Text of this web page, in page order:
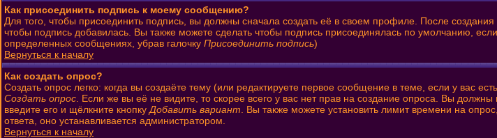
Как присоединить подпись к моему сообщению?
Для того, чтобы присоединить подпись, вы должны сначала создать её в своем профиле. После
чтобы подпись добавилась. Вы также можете сделать чтобы подпись присоединялась по умолчанию,
определенных сообщениях, убрав галочку Присоединить подпись)
Вернуться к началу
Как создать опрос?
Создать опрос легко: когда вы создаёте тему (или редактируете первое сообщение в теме, если у вас
Создать опрос . Если же вы её не видите, то скорее всего у вас нет прав на создание опроса. Вы
введите его и щёлкните кнопку Добавить вариант . Вы также можете установить лимит времени на
ответа, оно устанавливается администратором.
Вернуться к началу